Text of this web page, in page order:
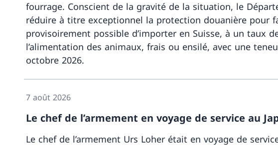
fourrage. Conscient de la gravité de la situation, le
réduire à titre exceptionnel la protection douanière pour
provisoirement possible d’importer en Suisse, à un taux
l’alimentation des animaux, frais ou ensilé, avec une
octobre 2026.
7 août 2026
Le chef de l’armement en voyage de service au
Le chef de l’armement Urs Loher était en voyage de